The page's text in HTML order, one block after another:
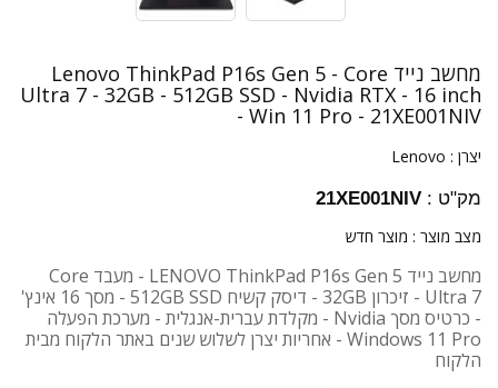
מחשב נייד Lenovo ThinkPad P16s Gen 5 - Core
Ultra 7 - 32GB - 512GB SSD - Nvidia RTX - 16 inch
- Win 11 Pro - 21XE001NIV
יצרן : Lenovo
מק"ט : 21XE001NIV
מצב מוצר : מוצר חדש
מחשב נייד LENOVO ThinkPad P16s Gen 5 - מעבד Core
Ultra 7 - זיכרון 32GB - דיסק קשיח 512GB SSD - מסך 16 אינץ'
- כרטיס מסך Nvidia - מקלדת עברית-אנגלית - מערכת הפעלה
Windows 11 Pro - אחריות יצרן לשלוש שנים באתר הלקוח מבית
הלקוח